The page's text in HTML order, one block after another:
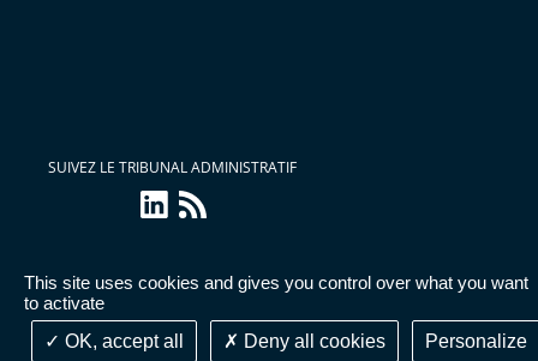
This site uses cookies and gives you control over what you want
to activate
OK, accept all
Deny all cookies Personalize
SUIVEZ LE TRIBUNAL ADMINISTRATIF
linkedin
Flux
RSS
Accessibilité : partiellement conforme
Mentions
légales|Cookies Données personnelles